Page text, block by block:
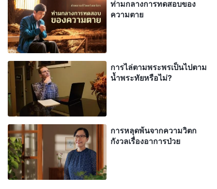
หน้าที่ของตนเรียกร้องได้ ดังนั้นพวกเขาจึงกลัดกลุ้ม
พวกเขามองเห็นคนหนุ่มสาวสามารถกินและดื่ม วิ่ง
และกระโดด พวกเขาจึงรู้สึกอิจฉา ยิ่งพวกเขามองเห็น
คนหนุ่มสาวทำเรื่องดังกล่าว พวกเขาก็ยิ่งรู้สึกทุกข์ใจ
คิดไปว่า ‘ฉันอยากทำหน้าที่ของตัวเองให้ดี ไล่ตามเสาะ
หาและเข้าใจความจริง และฉันก็อยากปฏิบัติความจริง
ด้วย แล้วทำไมถึงได้ยากอย่างนี้? ฉันแก่และไร้
ประโยชน์เหลือเกิน! พระเจ้าไม่ทรงต้องการคนแก่หรือ
ไร? คนแก่ไม่มีประโยชน์จริงหรือ? พวกเราบรรลุ
ความรอดไม่ได้กระนั้นหรือ?’ ไม่ว่าพวกเขาจะคิด
อย่างไรในเรื่องนี้ พวกเขาก็เศร้าและไม่อาจรู้สึกเป็นสุข
ท่ามกลางการทดสอบของ
ความตาย
การไล่ตามพระพรเป็นไปตาม
น้ำพระทัยหรือไม่?
การหลุดพ้นจากความวิตก
กังวลเรื่องอาการป่วย